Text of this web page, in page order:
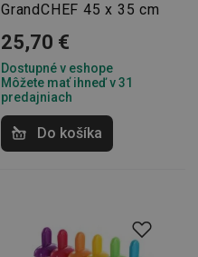
GrandCHEF 45 x 35 cm
25,70 €
Dostupné v eshope
Môžete mať ihneď v 31
predajniach
Do košíka